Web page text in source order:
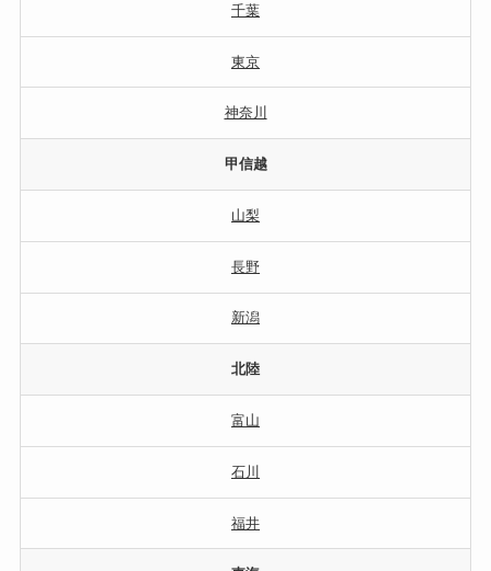
千葉
東京
神奈川
甲信越
山梨
長野
新潟
北陸
富山
石川
福井